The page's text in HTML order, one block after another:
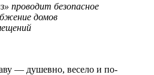
проводит безопасное
домов
— душевно, весело и по-